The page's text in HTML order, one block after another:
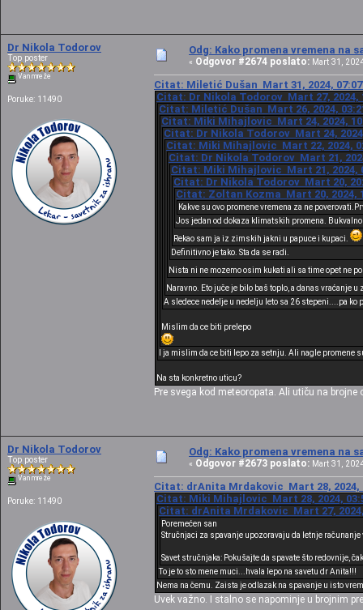
Dr Nikola Todorov
Top poster
Van mreže
Poruke: 11490
Odg: Kako promena vremena na
« Odgovor #2674 poslato: Mart 31,
Citat: Miletić Dušan Mart 31, 2024,
Citat: Dr Nikola Todorov Mart 27, 2024,
Citat: Miletić Dušan Mart 26, 2024,
Citat: Miki Mihajlovic Mart 24, 2024,
Citat: Dr Nikola Todorov Mart 24,
Citat: Miki Mihajlovic Mart 22, 2024,
Citat: Dr Nikola Todorov Mart 21,
Citat: Miki Mihajlovic Mart 21, 2024,
Citat: Dr Nikola Todorov Mart 20,
Citat: Zoltan Kozma Mart 20, 2024,
Kakve su ovo promene vremena za ne
Jos jedan od dokaza klimatskih promena.
Rekao sam ja iz zimskih jakni u papuce i kupaci.
Definitivno je tako. Sta da se radi.
Nista ni ne mozemo osim kukati ali sa time opet ne
Naravno. Eto juče je bilo baš toplo, a danas vraćanje
A sledece nedelje u nedelju leto sa 26 stepeni....pa ko
Mislim da ce biti prelepo
I ja mislim da ce biti lepo za setnju. Ali nagle promene
Na sta konkretno uticu?
Pre svega kod meteoropata. Ali utiču na
Dr Nikola Todorov
Top poster
Van mreže
Poruke: 11490
Odg: Kako promena vremena na
« Odgovor #2673 poslato: Mart 31,
Citat: drAnita Mrdakovic Mart 28, 2024,
Citat: Miki Mihajlovic Mart 28, 2024,
Citat: drAnita Mrdakovic Mart 27, 2024,
Poremećen san
Stručnjaci za spavanje upozoravaju da letnje
Savet stručnjaka: Pokušajte da spavate što redovnije,
To je to sto mene muci...hvala lepo na savetu dr Anita!!!
Nema na čemu. Zaista je odlazak na spavanje u isto
Uvek važno. I stalno se napominje u brojnim